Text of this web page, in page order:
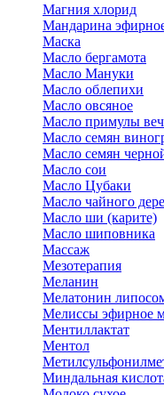
Магния хлорид
Мандарина
Маска
Масло бергамота
Масло Мануки
Масло облепихи
Масло овсяное
Масло примулы
Масло семян
Масло семян
Масло сои
Масло Цубаки
Масло чайного
Масло ши (карите)
Масло шиповника
Массаж
Мезотерапия
Меланин
Мелатонин
Мелиссы эфирное
Ментиллактат
Ментол
Миндальная